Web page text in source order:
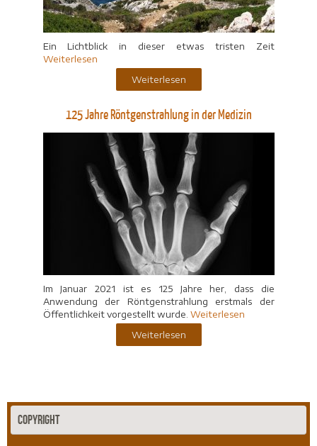
Ein Lichtblick in dieser etwas tristen Zeit
Weiterlesen
Weiterlesen
125 Jahre Röntgenstrahlung in der Medizin
Im Januar 2021 ist es 125 Jahre her, dass die
Anwendung der Röntgenstrahlung erstmals der
Öffentlichkeit vorgestellt wurde. Weiterlesen
Weiterlesen
Copyright